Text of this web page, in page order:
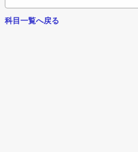
科目一覧へ戻る